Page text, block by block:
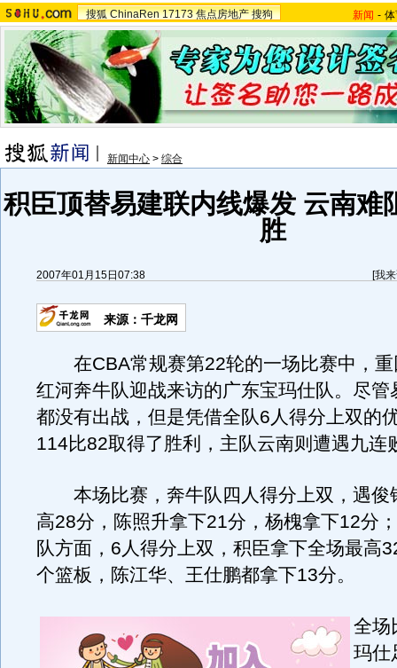
搜狐 ChinaRen 17173 焦点房地产 搜狗 新闻 -
新闻中心 > 综合
积臣顶替易建联内线爆发 云南难
胜
2007年01月15日07:38 [我
来源：千龙网
在CBA常规赛第22轮的一场比赛中，重
红河奔牛队迎战来访的广东宝玛仕队。尽管
都没有出战，但是凭借全队6人得分上双的
114比82取得了胜利，主队云南则遭遇九连
本场比赛，奔牛队四人得分上双，遇俊
高28分，陈照升拿下21分，杨槐拿下12分
队方面，6人得分上双，积臣拿下全场最高
个篮板，陈江华、王仕鹏都拿下13分。
全场
玛仕